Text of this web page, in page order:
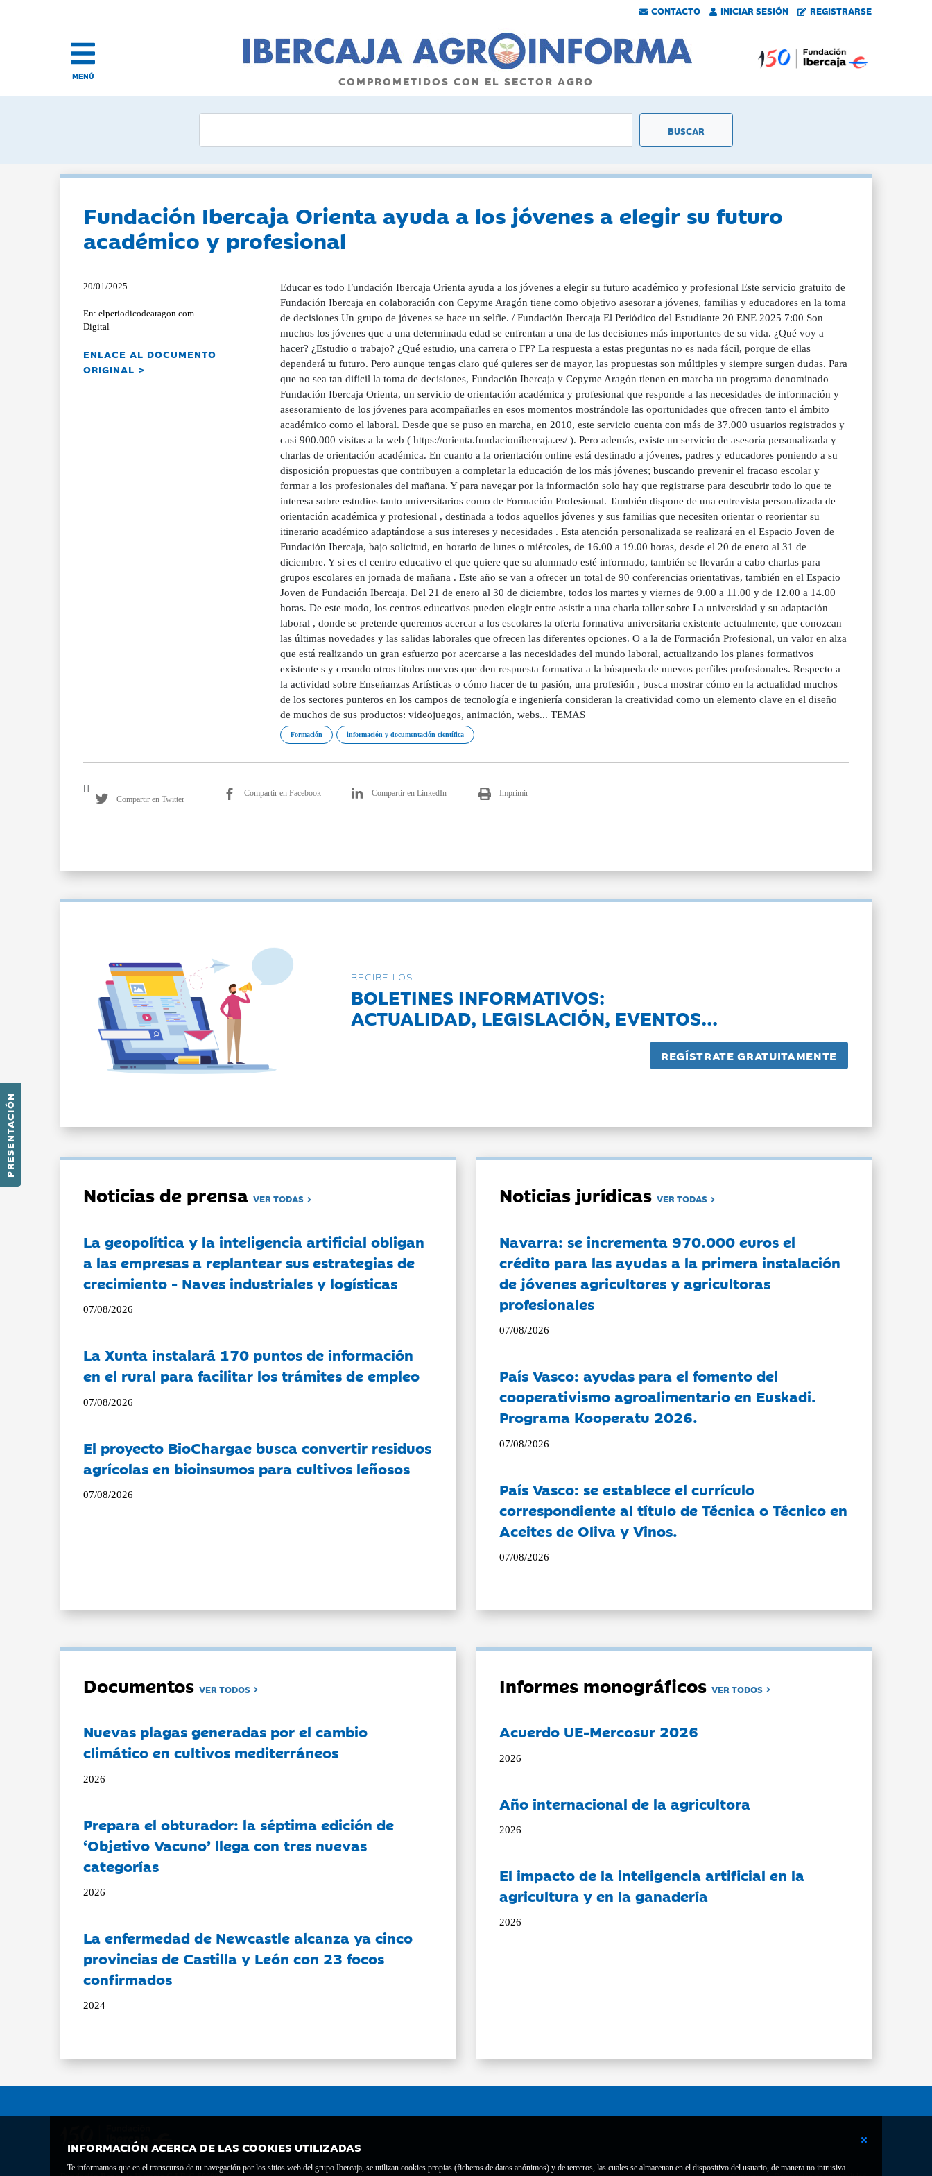
CONTACTO INICIAR SESIÓN REGISTRARSE
PRESENTACIÓN
MENÚ COMPROMETIDOS CON EL SECTOR AGRO
INFORMACIÓN ACERCA DE LAS COOKIES UTILIZADAS
Te informamos que en el transcurso de tu navegación por los sitios web del grupo Ibercaja, se utilizan cookies propias (ficheros de datos anónimos) y de terceros, las cuales se almacenan en el dispositivo del usuario, de manera no intrusiva.
Fundación Ibercaja Orienta ayuda a los jóvenes a elegir su futuro
académico y profesional
20/01/2025
En: elperiodicodearagon.com
Digital
ENLACE AL DOCUMENTO
ORIGINAL >
Educar es todo Fundación Ibercaja Orienta ayuda a los jóvenes a elegir su futuro académico y profesional Este servicio gratuito de
Fundación Ibercaja en colaboración con Cepyme Aragón tiene como objetivo asesorar a jóvenes, familias y educadores en la toma
de decisiones Un grupo de jóvenes se hace un selfie. / Fundación Ibercaja El Periódico del Estudiante 20 ENE 2025 7:00 Son
muchos los jóvenes que a una determinada edad se enfrentan a una de las decisiones más importantes de su vida. ¿Qué voy a
hacer? ¿Estudio o trabajo? ¿Qué estudio, una carrera o FP? La respuesta a estas preguntas no es nada fácil, porque de ellas
dependerá tu futuro. Pero aunque tengas claro qué quieres ser de mayor, las propuestas son múltiples y siempre surgen dudas. Para
que no sea tan difícil la toma de decisiones, Fundación Ibercaja y Cepyme Aragón tienen en marcha un programa denominado
Fundación Ibercaja Orienta, un servicio de orientación académica y profesional que responde a las necesidades de información y
asesoramiento de los jóvenes para acompañarles en esos momentos mostrándole las oportunidades que ofrecen tanto el ámbito
académico como el laboral. Desde que se puso en marcha, en 2010, este servicio cuenta con más de 37.000 usuarios registrados y
casi 900.000 visitas a la web ( https://orienta.fundacionibercaja.es/ ). Pero además, existe un servicio de asesoría personalizada y
charlas de orientación académica. En cuanto a la orientación online está destinado a jóvenes, padres y educadores poniendo a su
disposición propuestas que contribuyen a completar la educación de los más jóvenes; buscando prevenir el fracaso escolar y
formar a los profesionales del mañana. Y para navegar por la información solo hay que registrarse para descubrir todo lo que te
interesa sobre estudios tanto universitarios como de Formación Profesional. También dispone de una entrevista personalizada de
orientación académica y profesional , destinada a todos aquellos jóvenes y sus familias que necesiten orientar o reorientar su
itinerario académico adaptándose a sus intereses y necesidades . Esta atención personalizada se realizará en el Espacio Joven de
Fundación Ibercaja, bajo solicitud, en horario de lunes o miércoles, de 16.00 a 19.00 horas, desde el 20 de enero al 31 de
diciembre. Y si es el centro educativo el que quiere que su alumnado esté informado, también se llevarán a cabo charlas para
grupos escolares en jornada de mañana . Este año se van a ofrecer un total de 90 conferencias orientativas, también en el Espacio
Joven de Fundación Ibercaja. Del 21 de enero al 30 de diciembre, todos los martes y viernes de 9.00 a 11.00 y de 12.00 a 14.00
horas. De este modo, los centros educativos pueden elegir entre asistir a una charla taller sobre La universidad y su adaptación
laboral , donde se pretende queremos acercar a los escolares la oferta formativa universitaria existente actualmente, que conozcan
las últimas novedades y las salidas laborales que ofrecen las diferentes opciones. O a la de Formación Profesional, un valor en alza
que está realizando un gran esfuerzo por acercarse a las necesidades del mundo laboral, actualizando los planes formativos
existente s y creando otros títulos nuevos que den respuesta formativa a la búsqueda de nuevos perfiles profesionales. Respecto a
la actividad sobre Enseñanzas Artísticas o cómo hacer de tu pasión, una profesión , busca mostrar cómo en la actualidad muchos
de los sectores punteros en los campos de tecnología e ingeniería consideran la creatividad como un elemento clave en el diseño
de muchos de sus productos: videojuegos, animación, webs... TEMAS
Formación información y documentación científica
Compartir en Twitter
Compartir en Facebook Compartir en LinkedIn Imprimir
RECIBE LOS
BOLETINES INFORMATIVOS:
ACTUALIDAD, LEGISLACIÓN, EVENTOS...
Noticias de prensaVER TODAS
La geopolítica y la inteligencia artificial obligan
a las empresas a replantear sus estrategias de
crecimiento - Naves industriales y logísticas
07/08/2026
La Xunta instalará 170 puntos de información
en el rural para facilitar los trámites de empleo
07/08/2026
El proyecto BioChargae busca convertir residuos
agrícolas en bioinsumos para cultivos leñosos
07/08/2026
Noticias jurídicasVER TODAS
Navarra: se incrementa 970.000 euros el
crédito para las ayudas a la primera instalación
de jóvenes agricultores y agricultoras
profesionales
07/08/2026
País Vasco: ayudas para el fomento del
cooperativismo agroalimentario en Euskadi.
Programa Kooperatu 2026.
07/08/2026
País Vasco: se establece el currículo
correspondiente al título de Técnica o Técnico en
Aceites de Oliva y Vinos.
07/08/2026
DocumentosVER TODOS
Nuevas plagas generadas por el cambio
climático en cultivos mediterráneos
2026
Prepara el obturador: la séptima edición de
‘Objetivo Vacuno’ llega con tres nuevas
categorías
2026
La enfermedad de Newcastle alcanza ya cinco
provincias de Castilla y León con 23 focos
confirmados
2024
Informes monográficosVER TODOS
Acuerdo UE-Mercosur 2026
2026
Año internacional de la agricultora
2026
El impacto de la inteligencia artificial en la
agricultura y en la ganadería
2026